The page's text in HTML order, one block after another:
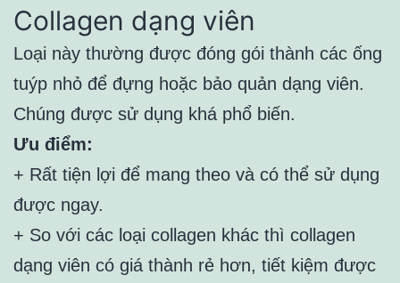
Collagen dạng viên
Loại này thường được đóng gói thành các ống
tuýp nhỏ để đựng hoặc bảo quản dạng viên.
Chúng được sử dụng khá phổ biến.
Ưu điểm:
+ Rất tiện lợi để mang theo và có thể sử dụng
được ngay.
+ So với các loại collagen khác thì collagen
dạng viên có giá thành rẻ hơn, tiết kiệm được